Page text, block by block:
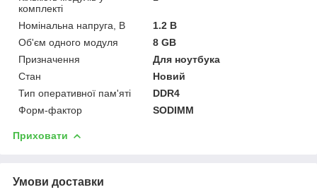
комплекті
Номінальна напруга, В
1.2 В
Об'єм одного модуля
8 GB
Призначення
Для ноутбука
Стан
Новий
Тип оперативної пам'яті
DDR4
Форм-фактор
SODIMM
Приховати
Умови доставки